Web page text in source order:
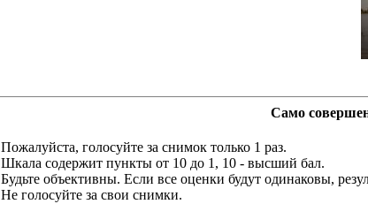
Само
Пожалуйста, голосуйте за снимок только 1 раз.
Шкала содержит пункты от 10 до 1, 10 - высший бал.
Будьте объективны. Если все оценки будут одинаковы,
Не голосуйте за свои снимки.